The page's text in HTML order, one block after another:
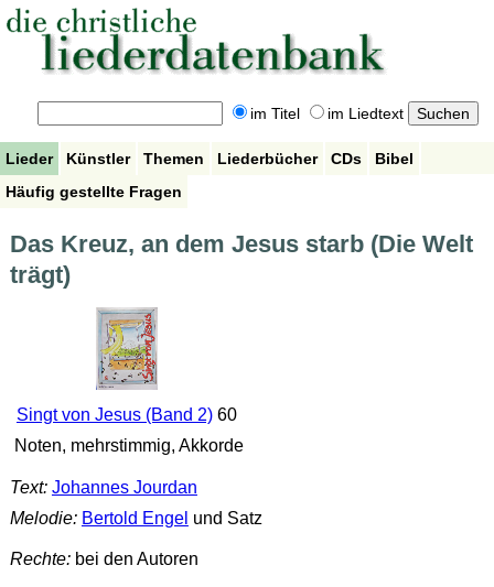
im Titel im Liedtext
Lieder Künstler Themen Liederbücher CDs
Bibel
Häufig gestellte Fragen
Das Kreuz, an dem Jesus starb (Die Welt
trägt)
Singt von Jesus (Band 2)60
Noten, mehrstimmig, Akkorde
Text: Johannes Jourdan
Melodie: Bertold Engel und Satz
Rechte:bei den Autoren